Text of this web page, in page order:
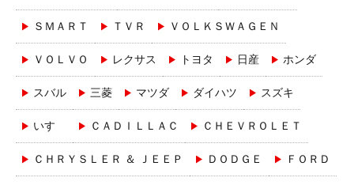
ＳＭＡＲＴ ＴＶＲ ＶＯＬＫＳＷＡＧＥＮ
ＶＯＬＶＯ レクサス トヨタ 日産 ホンダ
スバル 三菱 マツダ ダイハツ スズキ
いすゞ ＣＡＤＩＬＬＡＣ ＣＨＥＶＲＯＬＥＴ
ＣＨＲＹＳＬＥＲ ＆ ＪＥＥＰ ＤＯＤＧＥ ＦＯＲＤ